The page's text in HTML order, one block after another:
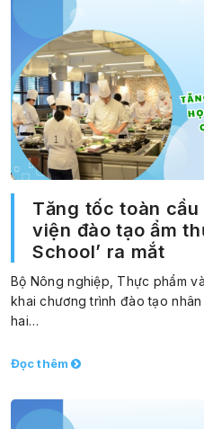
Tăng tốc toàn
viện đào tạo ẩm
School’ ra mắt
Bộ Nông nghiệp, Thực phẩm
khai chương trình đào tạo
hai…
Đọc thêm